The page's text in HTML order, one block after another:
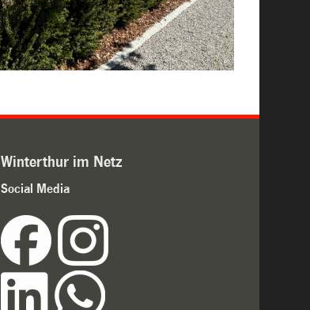
Winterthur im Netz
Social Media